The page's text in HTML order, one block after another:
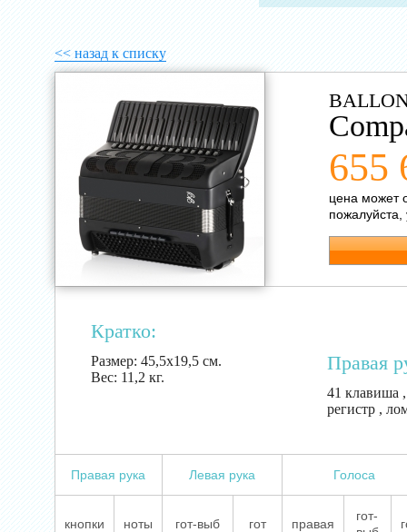
<< назад к списку
655
цена может
пожалуйста,
Кратко:
Размер: 45,5х19,5 см.
Вес: 11,2 кг.
Правая
41 клавиша
регистр ,
Правая рука Левая рука Голоса
кнопки ноты гот-выб гот правая
гот-